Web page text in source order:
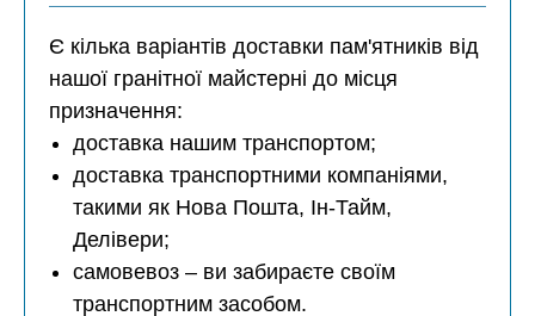
Є кілька варіантів доставки пам'ятників від
нашої гранітної майстерні до місця
призначення:
доставка нашим транспортом;
доставка транспортними компаніями,
такими як Нова Пошта, Ін-Тайм,
Делівери;
самовевоз – ви забираєте своїм
транспортним засобом.